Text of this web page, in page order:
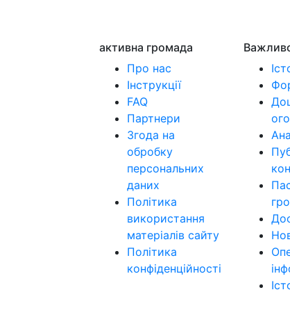
активна громада
Про нас
Інструкції
FAQ
Партнери
Згода на
обробку
персональних
даних
Політика
використання
матеріалів сайту
Політика
конфіденційності